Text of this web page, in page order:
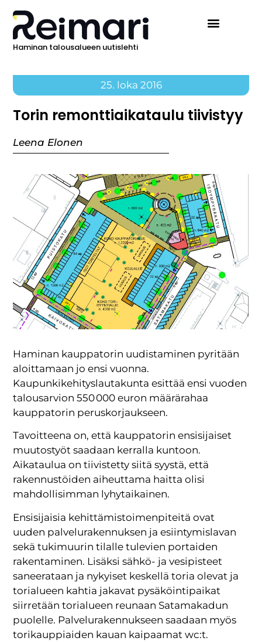
Haminan talousalueen uutislehti
25. loka 2016
Torin remonttiaikataulu tiivistyy
Leena Elonen
Haminan kauppatorin uudistaminen pyritään
aloittamaan jo ensi vuonna.
Kaupunkikehityslautakunta esittää ensi vuoden
talousarvion 550 000 euron määrärahaa
kauppatorin peruskorjaukseen.
Tavoitteena on, että kauppatorin ensisijaiset
muutostyöt saadaan kerralla kuntoon.
Aikataulua on tiivistetty siitä syystä, että
rakennustöiden aiheuttama haitta olisi
mahdollisimman lyhytaikainen.
Ensisijaisia kehittämistoimenpiteitä ovat
uuden palvelurakennuksen ja esiintymislavan
sekä tukimuurin tilalle tulevien portaiden
rakentaminen. Lisäksi sähkö- ja vesipisteet
saneerataan ja nykyiset keskellä toria olevat ja
torialueen kahtia jakavat pysäköintipaikat
siirretään torialueen reunaan Satamakadun
puolelle. Palvelurakennukseen saadaan myös
torikauppiaiden kauan kaipaamat wc:t.